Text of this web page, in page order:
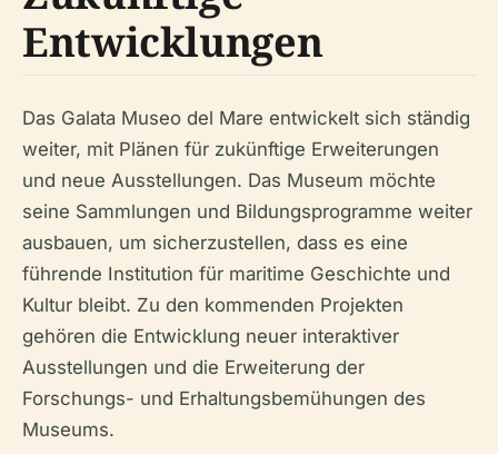
Entwicklungen
Das Galata Museo del Mare entwickelt sich ständig
weiter, mit Plänen für zukünftige Erweiterungen
und neue Ausstellungen. Das Museum möchte
seine Sammlungen und Bildungsprogramme weiter
ausbauen, um sicherzustellen, dass es eine
führende Institution für maritime Geschichte und
Kultur bleibt. Zu den kommenden Projekten
gehören die Entwicklung neuer interaktiver
Ausstellungen und die Erweiterung der
Forschungs- und Erhaltungsbemühungen des
Museums.